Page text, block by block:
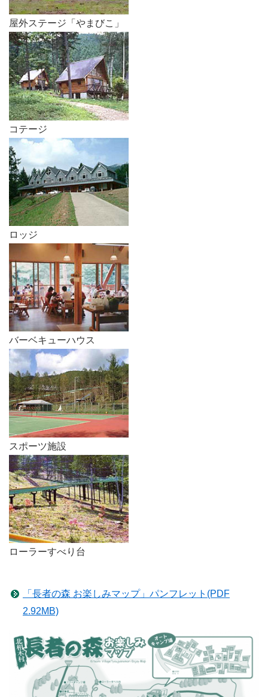
屋外ステージ「やまびこ」
コテージ
ロッジ
バーベキューハウス
スポーツ施設
ローラーすべり台
「長者の森 お楽しみマップ」パンフレット(PDF
2.92MB)